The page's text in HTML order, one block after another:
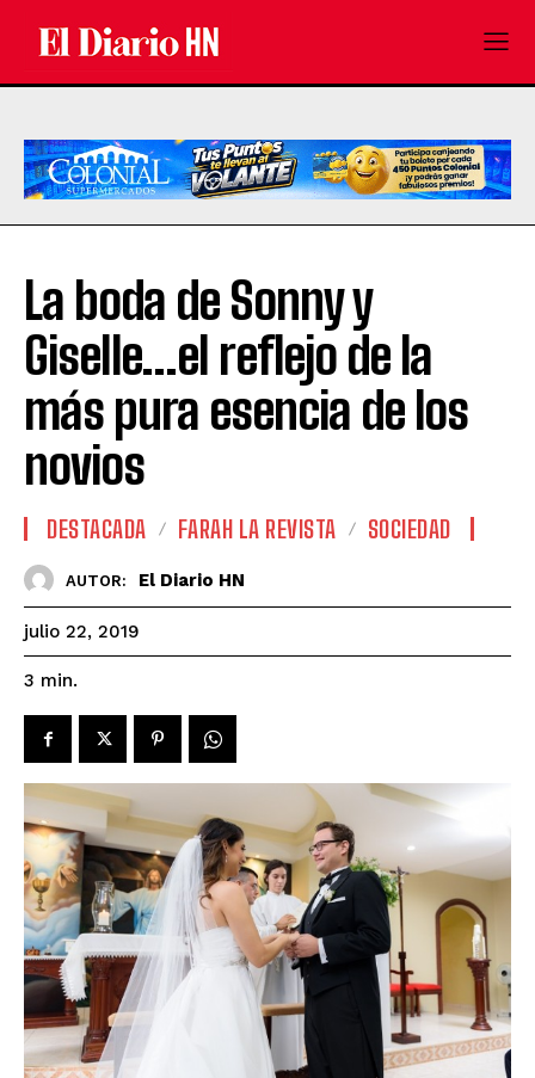
La boda de Sonny y
Giselle…el reflejo de la
más pura esencia de los
novios
DESTACADA FARAH LA REVISTA SOCIEDAD
AUTOR: El Diario HN
julio 22, 2019
3 min.